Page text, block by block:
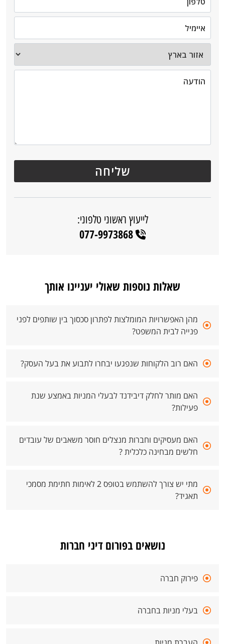
לייעוץ ראשוני טלפוני:
077-9973868
שאלות נוספות שאולי יעניינו אותך
מהן האפשרויות המומלצות לפתרון סכסוך בין שותפים לפני
פנייה לבית המשפט?
האם רוב הלקוחות שנפגעו יבחרו לתבוע את בעל העסק?
האם מותר לחלק דיבידנד לבעלי המניות באמצע שנת
פעילות?
האם מעסיקים וחברות מנצלים חוסר משאבים של עובדים
חלשים מבחינה כלכלית ?
מתי יש צורך להשתמש בטופס 2 לאימות חתימת מסמכי
תאגיד?
נושאים בפורום דיני חברות
פירוק חברה
בעלי מניות בחברה